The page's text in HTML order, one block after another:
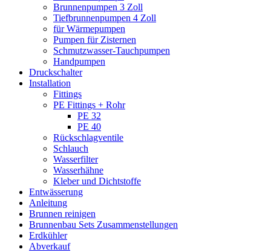
Brunnenpumpen 3 Zoll
Tiefbrunnenpumpen 4 Zoll
für Wärmepumpen
Pumpen für Zisternen
Schmutzwasser-Tauchpumpen
Handpumpen
Druckschalter
Installation
Fittings
PE Fittings + Rohr
PE 32
PE 40
Rückschlagventile
Schlauch
Wasserfilter
Wasserhähne
Kleber und Dichtstoffe
Entwässerung
Anleitung
Brunnen reinigen
Brunnenbau Sets Zusammenstellungen
Erdkühler
Abverkauf